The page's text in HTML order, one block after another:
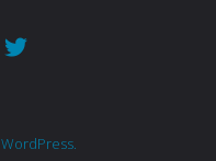
WordPress.